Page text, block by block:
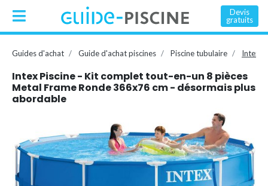
Devis
gratuits
Guides d'achat Guide d'achat piscines Piscine tubulaire Intex
Intex Piscine - Kit complet tout-en-un 8 pièces
Metal Frame Ronde 366x76 cm - désormais plus
abordable